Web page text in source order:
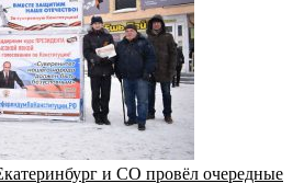
и СО провёл очередные